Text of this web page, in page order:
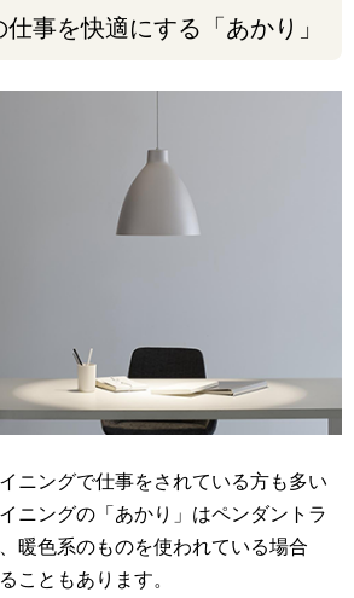
事を快適にする「あかり」
ニングで仕事をされている方も多い
ニングの「あかり」はペンダントラ
暖色系のものを使われている場合
こともあります。